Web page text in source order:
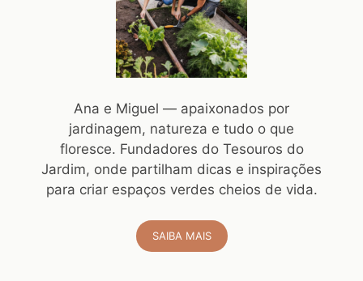
Ana e Miguel — apaixonados por
jardinagem, natureza e tudo o que
floresce. Fundadores do Tesouros do
Jardim, onde partilham dicas e inspirações
para criar espaços verdes cheios de vida.
SAIBA MAIS